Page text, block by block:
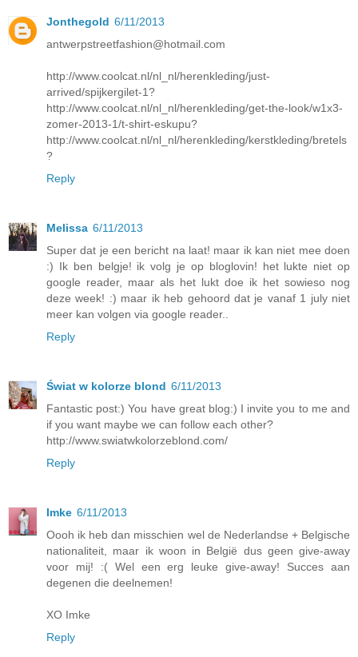
Jonthegold 6/11/2013
antwerpstreetfashion@hotmail.com
http://www.coolcat.nl/nl_nl/herenkleding/just-
arrived/spijkergilet-1?
http://www.coolcat.nl/nl_nl/herenkleding/get-the-look/w1x3-
zomer-2013-1/t-shirt-eskupu?
http://www.coolcat.nl/nl_nl/herenkleding/kerstkleding/bretels
?
Reply
Melissa 6/11/2013
Super dat je een bericht na laat! maar ik kan niet mee doen
:) Ik ben belgje! ik volg je op bloglovin! het lukte niet op
google reader, maar als het lukt doe ik het sowieso nog
deze week! :) maar ik heb gehoord dat je vanaf 1 july niet
meer kan volgen via google reader..
Reply
Świat w kolorze blond 6/11/2013
Fantastic post:) You have great blog:) I invite you to me and
if you want maybe we can follow each other?
http://www.swiatwkolorzeblond.com/
Reply
Imke 6/11/2013
Oooh ik heb dan misschien wel de Nederlandse + Belgische
nationaliteit, maar ik woon in België dus geen give-away
voor mij! :( Wel een erg leuke give-away! Succes aan
degenen die deelnemen!
XO Imke
Reply